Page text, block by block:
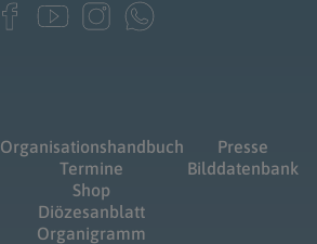
Organisationshandbuch
Termine
Shop
Diözesanblatt
Organigramm
Presse
Bilddatenbank